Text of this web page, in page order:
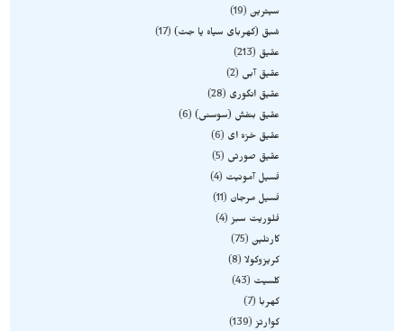
سیترین 19
شبق (کهربای سیاه یا جت) 17
عقیق
213
عقیق آبی
2
عقیق انگوری
28
عقیق بنفش (سوسنی) 6
عقیق خزه ای
6
عقیق صورتی
5
فسیل آمونیت
4
فسیل مرجان
11
فلوریت سبز 4
کارنلین 75
کریزوکولا 8
کلسیت
43
کهربا
7
کوارتز 139